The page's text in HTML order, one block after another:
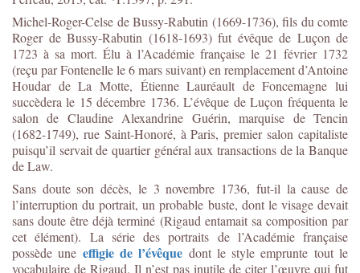
Michel-Roger-Celse de Bussy-Rabutin (1669-1736), fils du comte
Roger de Bussy-Rabutin (1618-1693) fut évêque de Luçon de
1723 à sa mort. Élu à l’Académie française le 21 février 1732
(reçu par Fontenelle le 6 mars suivant) en remplacement d’Antoine
Houdar de La Motte, Étienne Lauréault de Foncemagne lui
succèdera le 15 décembre 1736. L’évêque de Luçon fréquenta le
salon de Claudine Alexandrine Guérin, marquise de Tencin
(1682-1749), rue Saint-Honoré, à Paris, premier salon capitaliste
puisqu’il servait de quartier général aux transactions de la Banque
de Law.
Sans doute son décès, le 3 novembre 1736, fut-il la cause de
l’interruption du portrait, un probable buste, dont le visage devait
sans doute être déjà terminé (Rigaud entamait sa composition par
cet élément). La série des portraits de l’Académie française
possède une effigie de l’évêque dont le style emprunte tout le
vocabulaire de Rigaud. Il n’est pas inutile de citer l’œuvre qui fut